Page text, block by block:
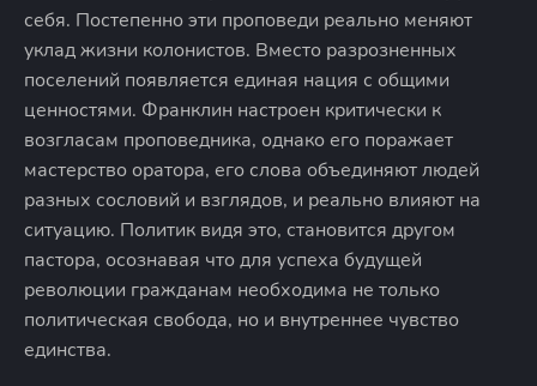
себя. Постепенно эти проповеди реально меняют
уклад жизни колонистов. Вместо разрозненных
поселений появляется единая нация с общими
ценностями. Франклин настроен критически к
возгласам проповедника, однако его поражает
мастерство оратора, его слова объединяют людей
разных сословий и взглядов, и реально влияют на
ситуацию. Политик видя это, становится другом
пастора, осознавая что для успеха будущей
революции гражданам необходима не только
политическая свобода, но и внутреннее чувство
единства.